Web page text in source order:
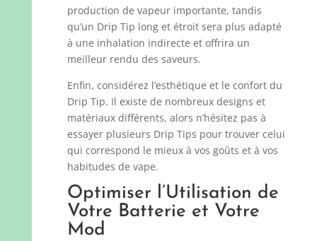
production de vapeur importante, tandis
qu’un Drip Tip long et étroit sera plus adapté
à une inhalation indirecte et offrira un
meilleur rendu des saveurs.
Enfin, considérez l’esthétique et le confort du
Drip Tip. Il existe de nombreux designs et
matériaux différents, alors n’hésitez pas à
essayer plusieurs Drip Tips pour trouver celui
qui correspond le mieux à vos goûts et à vos
habitudes de vape.
Optimiser l’Utilisation de
Votre Batterie et Votre
Mod